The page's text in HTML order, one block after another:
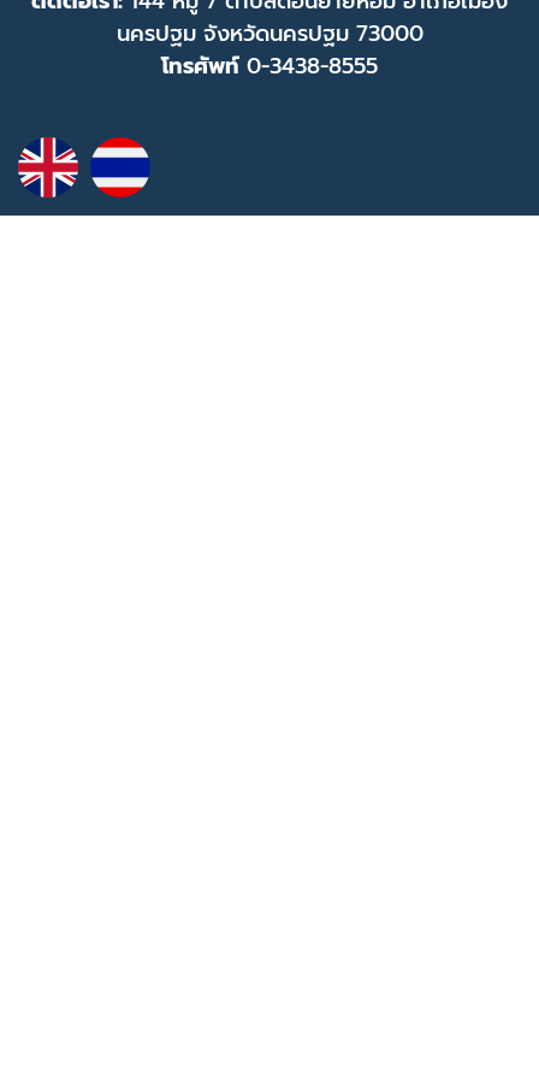
นครปฐม จังหวัดนครปฐม 73000
โทรศัพท์ 0-3438-8555